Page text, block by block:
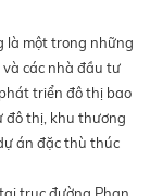
là một trong những
các nhà đầu tư
triển đô thị bao
đô thị, khu thương
án đặc thù thúc
trục đường Phan